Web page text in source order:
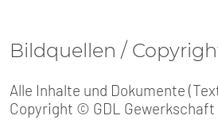
Bildquellen /
Alle Inhalte und Dokumente
Copyright © GDL